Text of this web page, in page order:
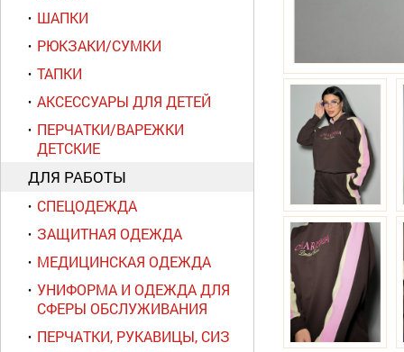
ШАПКИ
РЮКЗАКИ/СУМКИ
ТАПКИ
АКСЕССУАРЫ ДЛЯ ДЕТЕЙ
ПЕРЧАТКИ/ВАРЕЖКИ
ДЕТСКИЕ
ДЛЯ РАБОТЫ
СПЕЦОДЕЖДА
ЗАЩИТНАЯ ОДЕЖДА
МЕДИЦИНСКАЯ ОДЕЖДА
УНИФОРМА И ОДЕЖДА ДЛЯ
СФЕРЫ ОБСЛУЖИВАНИЯ
ПЕРЧАТКИ, РУКАВИЦЫ, СИЗ